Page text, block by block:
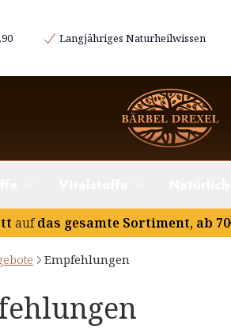
Langjähriges Naturheilwissen
aufdas gesamte Sortiment, ab
Empfehlungen